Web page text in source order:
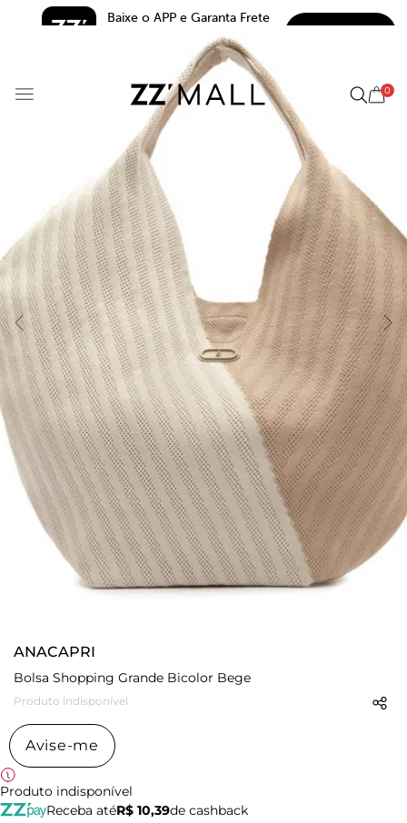
Baixe o APP e Garanta Frete
5.0
0
ANACAPRI
Bolsa Shopping Grande Bicolor Bege
Produto indisponível
Avise-me
Produto indisponível
Receba atéR$ 10,39de cashback